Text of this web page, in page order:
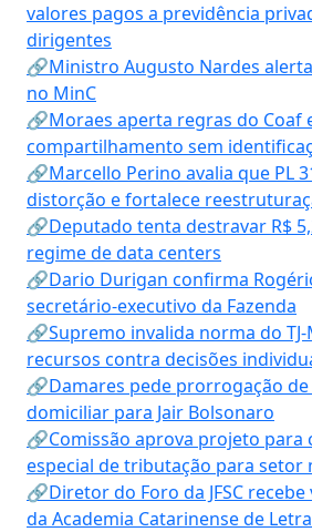
valores pagos a previdência
dirigentes
🔗Ministro Augusto Nardes
no MinC
🔗Moraes aperta regras do Coaf
compartilhamento sem
🔗Marcello Perino avalia que PL
distorção e fortalece
🔗Deputado tenta destravar R$
regime de data centers
🔗Dario Durigan confirma
secretário-executivo da Fazenda
🔗Supremo invalida norma do
recursos contra decisões
🔗Damares pede prorrogação de
domiciliar para Jair Bolsonaro
🔗Comissão aprova projeto para
especial de tributação para
🔗Diretor do Foro da JFSC
da Academia Catarinense de